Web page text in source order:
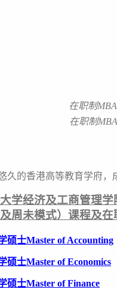
在职制
在职制
久的香港高等教育学府，
学经济及工商管理学
及周未模式）课程及
硕士Master of Accounting
硕士Master of Economics
硕士Master of Finance